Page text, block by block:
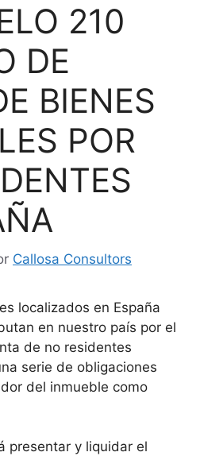
210
DE
BIENES
POR
Callosa Consultors
localizados en España
en nuestro país por el
de no residentes
serie de obligaciones
del inmueble como
presentar y liquidar el